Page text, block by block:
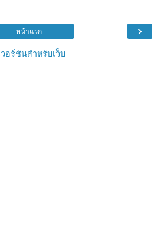
›
หน้าแรก
วอร์ชันสำหรับเว็บ